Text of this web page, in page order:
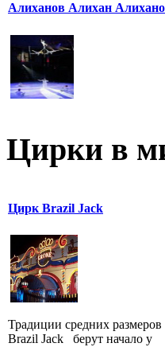
Алиханов Алихан
Цирки в
Цирк Brazil Jack
Традиции средних размеров
Brazil Jack берут начало у